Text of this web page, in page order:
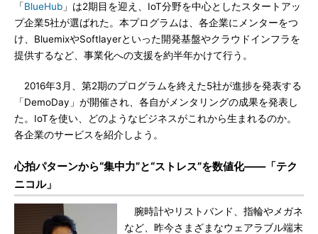
「BlueHub 」は2期目を迎え、IoT分野を中心としたスタートアッ
プ企業5社が選ばれた。本プログラムは、各企業にメンターをつ
け、BluemixやSoftlayerといった開発基盤やクラウドインフラを
提供するなど、事業化への支援を約半年かけて行う。
2016年3月、第2期のプログラムを終えた5社が進捗を発表する
「DemoDay」が開催され、各自がメンタリングの成果を発表し
た。IoTを使い、どのようなビジネスがこれから生まれるのか。
各企業のサービスを紹介しよう。
心拍パターンから“集中力”と“ストレス”を数値化――「テク
ニコル」
腕時計やリストバンド、指輪やメガネ
など、昨今さまざまなウェアラブル端末